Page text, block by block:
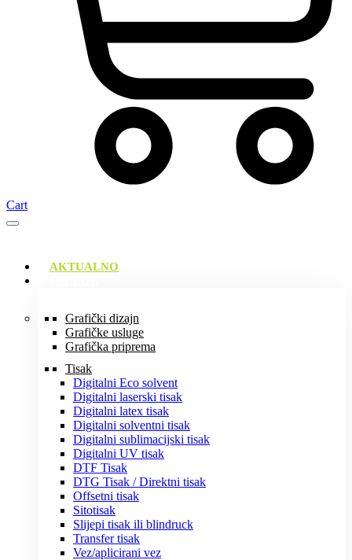
Cart
AKTUALNO
Grafički dizajn
Grafičke usluge
Grafička priprema
Tisak
Digitalni Eco solvent
Digitalni laserski tisak
Digitalni latex tisak
Digitalni solventni tisak
Digitalni sublimacijski tisak
Digitalni UV tisak
DTF Tisak
DTG Tisak / Direktni tisak
Offsetni tisak
Sitotisak
Slijepi tisak ili blindruck
Transfer tisak
Vez/aplicirani vez